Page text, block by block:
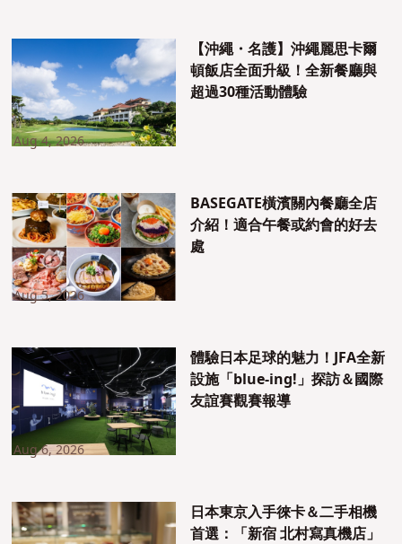
【沖繩・名護】沖繩麗思卡爾
頓飯店全面升級！全新餐廳與
超過30種活動體驗
Aug 4, 2026
BASEGATE橫濱關內餐廳全店
介紹！適合午餐或約會的好去
處
Aug 5, 2026
體驗日本足球的魅力！JFA全新
設施「blue-ing!」探訪＆國際
友誼賽觀賽報導
Aug 6, 2026
日本東京入手徠卡＆二手相機
首選：「新宿 北村寫真機店」